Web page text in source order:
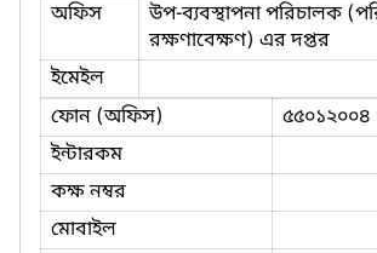
অফিস
উপ-ব্যবস্থাপনা পরিচালক
রক্ষণাবেক্ষণ) এর দপ্তর
ইমেইল
ফোন (অফিস)
৫৫০১২০০৪
ইন্টারকম
কক্ষ নম্বর
মোবাইল